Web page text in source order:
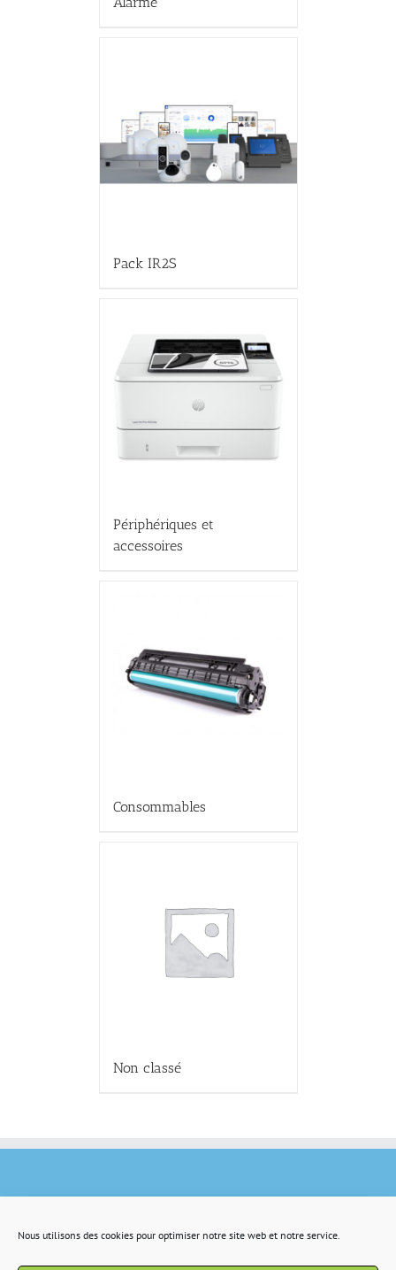
Nous utilisons des cookies pour optimiser notre site web et notre service.
Pack IR2S
Périphériques et
accessoires
Consommables
Non classé